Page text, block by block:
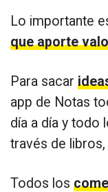
Lo importante
que aporte
Para sacar
app de Notas
día a día y todo
través de
Todos los